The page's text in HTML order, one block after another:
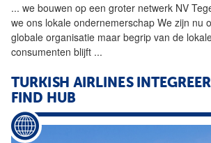
... we bouwen op een groter netwerk NV
we ons lokale ondernemerschap We zijn nu
globale organisatie maar begrip van de
consumenten blijft ...
TURKISH AIRLINES
FIND HUB